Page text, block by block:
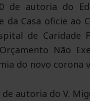
de autoria do
da Casa oficie
de Caridade
Não
do novo corona
de autoria do V.